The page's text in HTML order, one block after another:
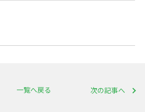
次の記事へ
一覧へ戻る